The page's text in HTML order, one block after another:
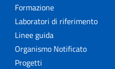
Formazione
Laboratori di riferimento
Linee guida
Organismo Notificato
Progetti